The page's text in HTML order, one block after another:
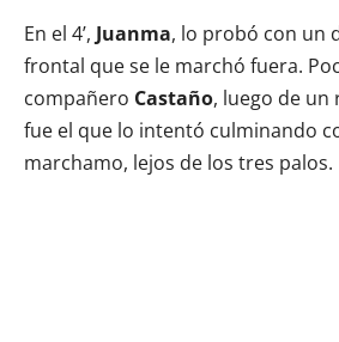
En el 4’, Juanma, lo probó con un
frontal que se le marchó fuera.
compañero Castaño, luego de un
fue el que lo intentó culminando
marchamo, lejos de los tres palos.